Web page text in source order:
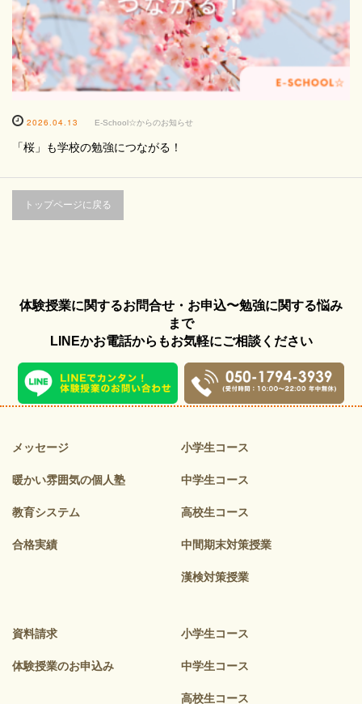
2026.04.13 E-School☆からのお知らせ
「桜」も学校の勉強につながる！
トップページに戻る
体験授業に関するお問合せ・お申込〜勉強に関する悩み
まで
LINEかお電話からもお気軽にご相談ください
メッセージ
暖かい雰囲気の個人塾
教育システム
合格実績
小学生コース
中学生コース
高校生コース
中間期末対策授業
漢検対策授業
資料請求
体験授業のお申込み
小学生コース
中学生コース
高校生コース